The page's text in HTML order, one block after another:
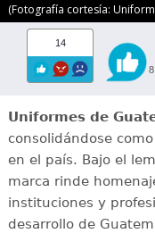
(Fotografía cortesía:
14
8
Uniformes de
consolidándose
en el país. Bajo el
marca rinde
instituciones y
desarrollo de